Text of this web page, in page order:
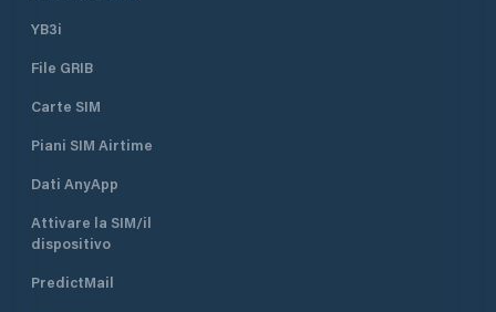
YB3i
File GRIB
Carte SIM
Piani SIM Airtime
Dati AnyApp
Attivare la SIM/il
dispositivo
PredictMail